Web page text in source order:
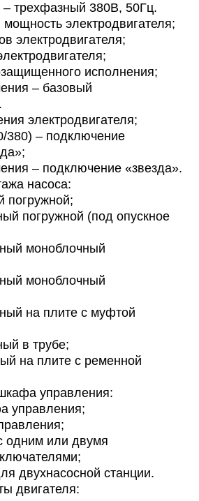
– трехфазный 380В, 50Гц.
электродвигателя;
электродвигателя;
исполнения;
– базовый
электродвигателя;
– подключение
– подключение «звезда».
насоса:
погружной (под опускное
моноблочный
моноблочный
на плите с муфтой
в трубе;
на плите с ременной
управления:
или двумя
станции.
двигателя: